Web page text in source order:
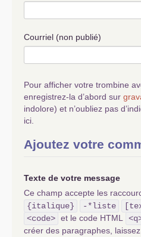
Courriel (non publié)
Pour afficher votre trombine
enregistrez-la d’abord sur
indolore) et n’oubliez pas
ici.
Ajoutez votre
Texte de votre message
Ce champ accepte les
{italique}
-*liste
<code> et le code HTML
créer des paragraphes,